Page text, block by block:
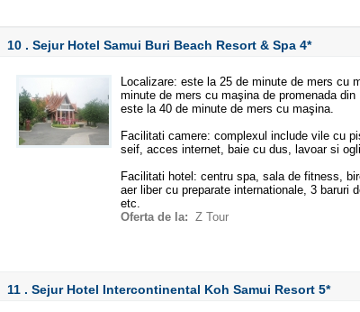
10 . Sejur Hotel Samui Buri Beach Resort & Spa 4*
Localizare: este la 25 de minute de mers cu
minute de mers cu maşina de promenada
este la 40 de minute de mers cu maşina.
Facilitati camere: complexul include vile cu
seif, acces internet, baie cu dus, lavoar si
Facilitati hotel: centru spa, sala de fitness,
aer liber cu preparate internationale, 3 baruri
etc.
Oferta de la: Z Tour
11 . Sejur Hotel Intercontinental Koh Samui Resort 5*